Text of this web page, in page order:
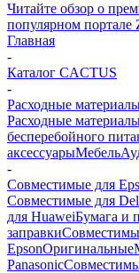
Читайте обзор о
популярном
Главная
-
Каталог CACTUS
-
Расходные
Расходные
бесперебойного
аксессуарыМебель
-
Совместимые для
Совместимые для
для HuaweiБумага и
заправки
EpsonОригинальные
Panasonic